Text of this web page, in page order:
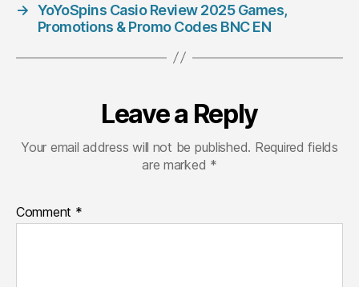
→ YoYoSpins Casio Review 2025 Games,
Promotions & Promo Codes BNC EN
Leave a Reply
Your email address will not be published. Required fields
are marked *
Comment *